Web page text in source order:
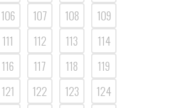
106 107 108
109
111 112 113
114
116 117 118
119
121 122 123
124